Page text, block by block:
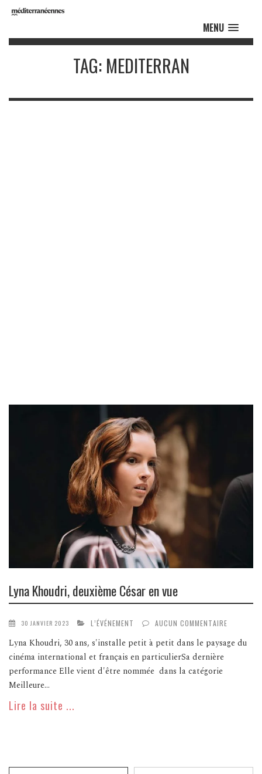
MENU
TAG: MEDITERRAN
Lyna Khoudri, deuxième César en vue
30 JANVIER 2023 L’ÉVÉNEMENT AUCUN COMMENTAIRE
Lyna Khoudri, 30 ans, s'installe petit à petit dans le paysage du
cinéma international et français en particulierSa dernière
performance Elle vient d'être nommée dans la catégorie
Meilleure...
Lire la suite ...